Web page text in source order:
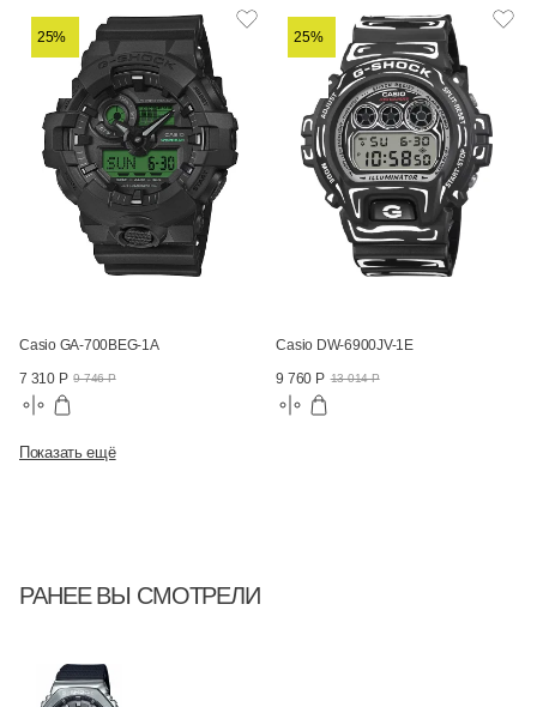
25%
Casio GA-700BEG-1A
7 310 Р 9 746 Р
25%
Casio DW-6900JV-1E
9 760 Р 13 014 Р
Показать ещё
РАНЕЕ ВЫ СМОТРЕЛИ